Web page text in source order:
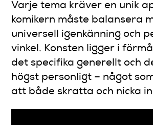
Varje tema kräver en unik
komikern måste balansera
universell igenkänning och
vinkel. Konsten ligger i
det specifika generellt och
högst personligt – något
att både skratta och nicka